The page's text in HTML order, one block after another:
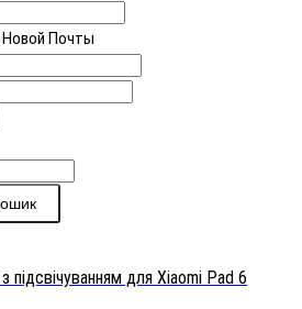
Новой Почты
підсвічуванням для Xiaomi Pad 6